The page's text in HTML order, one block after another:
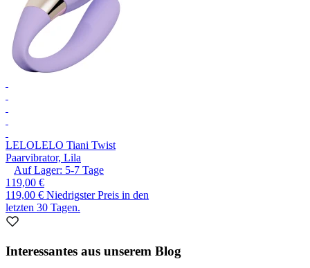
LELOLELO Tiani Twist
Paarvibrator, Lila
Auf Lager: 5-7 Tage
119,00 €
119,00 € Niedrigster Preis in den
letzten 30 Tagen.
Interessantes aus unserem Blog